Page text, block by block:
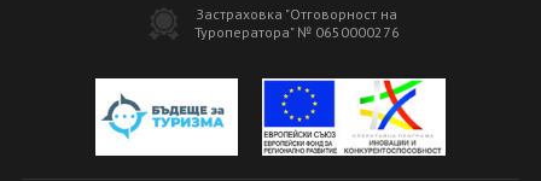
Застраховка "Отговорност на
Туроператора" № 0650000276